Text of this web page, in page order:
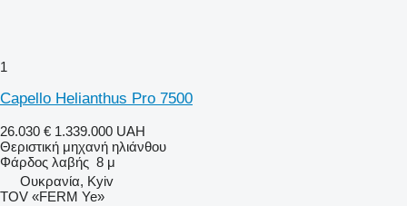
1
Capello Helianthus Pro 7500
26.030 € 1.339.000 UAH
Θεριστική μηχανή ηλιάνθου
Φάρδος λαβής 8 μ
Ουκρανία, Kyiv
TOV «FERM Ye»